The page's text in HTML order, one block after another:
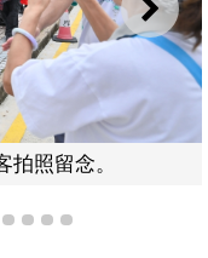
下一
照留念。
12131415